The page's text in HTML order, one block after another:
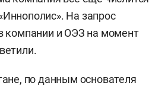
На запрос
компании и ОЭЗ на момент
по данным основателя